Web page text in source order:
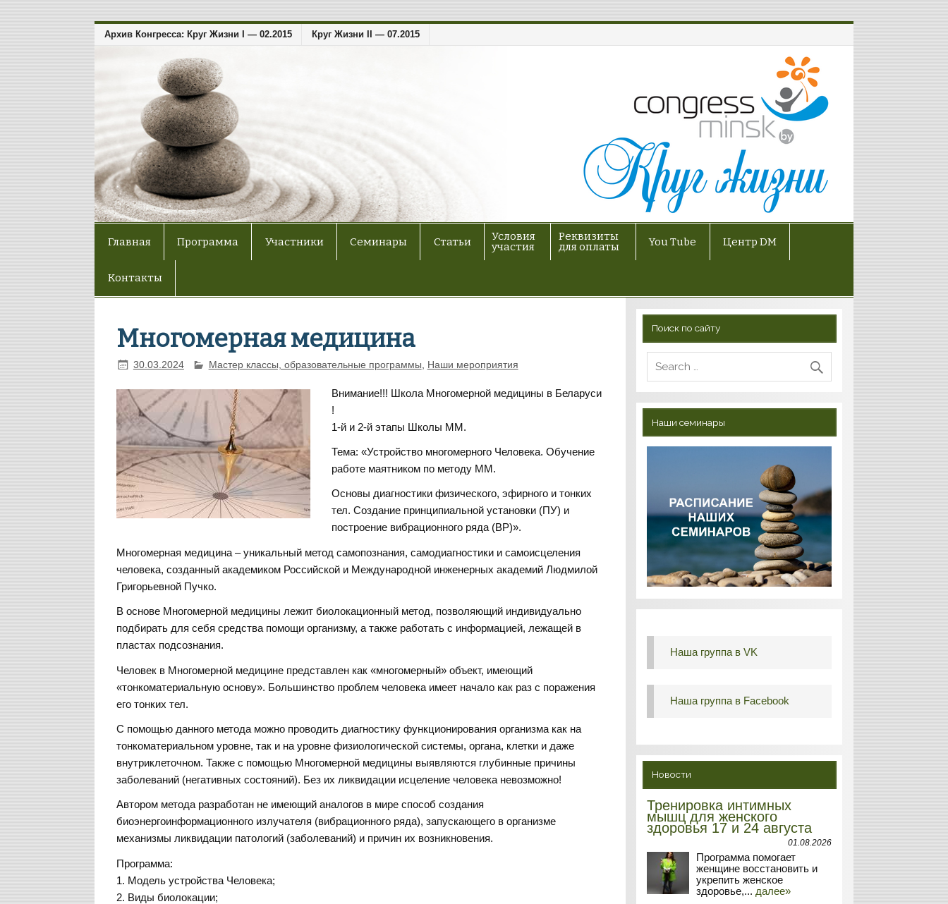
Архив Конгресса: Круг Жизни I — 02.2015 Круг Жизни II — 07.2015
Главная Программа Участники Семинары Статьи
Условия
участия
Реквизиты
для оплаты
You Tube Центр DM
Контакты
Многомерная медицина
30.03.2024 Мастер классы, образовательные программы Наши мероприятия
Внимание!!! Школа Многомерной медицины в Беларуси
!
1-й и 2-й этапы Школы ММ.
Тема: «Устройство многомерного Человека. Обучение
работе маятником по методу ММ.
Основы диагностики физического, эфирного и тонких
тел. Создание принципиальной установки (ПУ) и
построение вибрационного ряда (ВР)».
Многомерная медицина – уникальный метод самопознания, самодиагностики и самоисцеления
человека, созданный академиком Российской и Международной инженерных академий Людмилой
Григорьевной Пучко.
В основе Многомерной медицины лежит биолокационный метод, позволяющий индивидуально
подбирать для себя средства помощи организму, а также работать с информацией, лежащей в
пластах подсознания.
Человек в Многомерной медицине представлен как «многомерный» объект, имеющий
«тонкоматериальную основу». Большинство проблем человека имеет начало как раз с поражения
его тонких тел.
С помощью данного метода можно проводить диагностику функционирования организма как на
тонкоматериальном уровне, так и на уровне физиологической системы, органа, клетки и даже
внутриклеточном. Также с помощью Многомерной медицины выявляются глубинные причины
заболеваний (негативных состояний). Без их ликвидации исцеление человека невозможно!
Автором метода разработан не имеющий аналогов в мире способ создания
биоэнергоинформационного излучателя (вибрационного ряда), запускающего в организме
механизмы ликвидации патологий (заболеваний) и причин их возникновения.
Программа:
1. Модель устройства Человека;
2. Виды биолокации;
Поиск по сайту
Наши семинары
Наша группа в VK
Наша группа в Facebook
Новости
Тренировка интимных
мышц для женского
здоровья 17 и 24 августа
01.08.2026
Программа помогает
женщине восстановить и
укрепить женское
здоровье,... далее»